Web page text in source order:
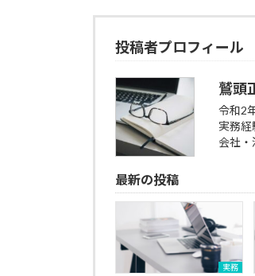
投稿者プロフィール
鷲頭
令和2
実務経
会社・
最新の投稿
実務